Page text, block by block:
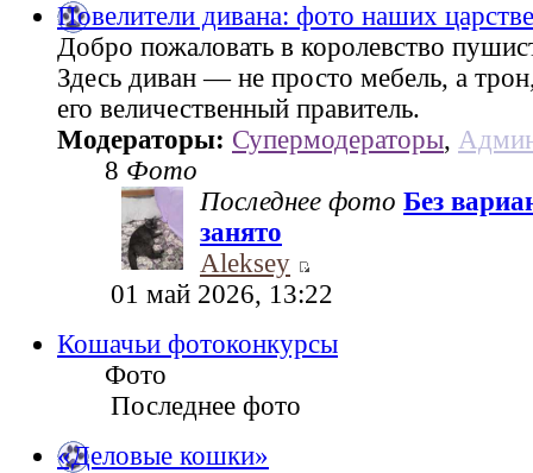
Повелители дивана: фото наших
Добро пожаловать в королевство
Здесь диван — не просто мебель, а
его величественный правитель.
Модераторы: Супермодераторы,
8 Фото
Последнее фото Без
занято
Aleksey
01 май 2026, 13:22
Кошачьи фотоконкурсы
Фото
Последнее фото
«Деловые кошки»